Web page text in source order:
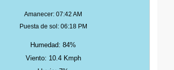
Amanecer: 07:42 AM
Puesta de sol: 06:18 PM
Humedad: 84%
Viento: 10.4 Kmph